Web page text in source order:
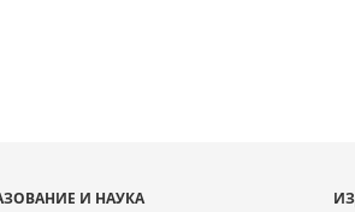
И НАУКА